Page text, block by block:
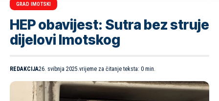
GRAD IMOTSKI
HEP obavijest: Sutra bez struje
dijelovi Imotskog
REDAKCIJA26. svibnja 2025.vrijeme za čitanje teksta: 0 min.